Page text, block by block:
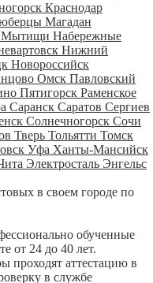
Краснодар
Магадан
Мытищи Набережные
Нижний
Новороссийск
Омск Павловский
Пятигорск Раменское
Саранск Саратов Сергиев
Солнечногорск Сочи
Тверь Тольятти Томск
Уфа Ханты-Мансийск
Электросталь Энгельс
в своем городе по
обученные
от 24 до 40 лет.
проходят аттестацию в
в службе